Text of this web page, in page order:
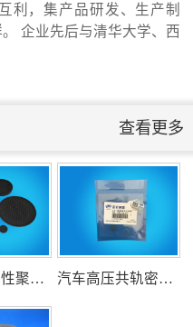
化基地签约暨揭牌仪
利，集产品研发、生产制
企业先后与清华大学、西
查看更多
桥梁支座改性聚四氟乙烯滑板 汽车高压共轨密封圈